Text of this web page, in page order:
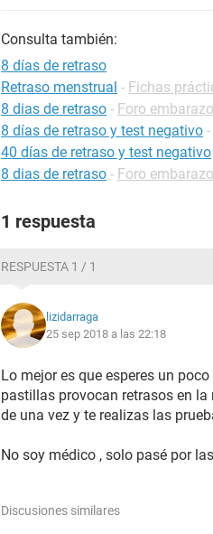
Consulta también:
8 días de retraso
Retraso menstrual - Fichas
8 dias de retraso - Foro embarazo
8 días de retraso y test negativo -
40 días de retraso y test negativo
8 dias de retraso - Foro embarazo
1 respuesta
RESPUESTA 1 / 1
lizidarraga
25 sep 2018 a las 22:18
Lo mejor es que esperes un
pastillas provocan retrasos en
de una vez y te realizas las
No soy médico , solo pasé por
Discusiones similares